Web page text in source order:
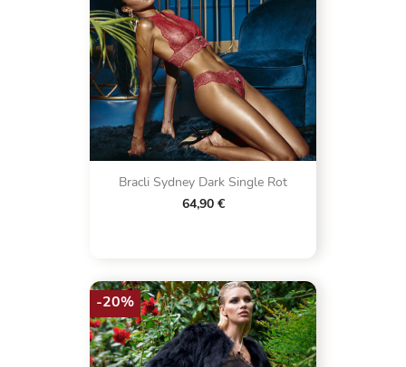
Bracli Sydney Dark Single Rot
64,90 €
-20%